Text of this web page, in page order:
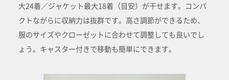
大24着／ジャケット最大18着（目安）が干せます。コンパ
クトながらに収納力は抜群です。高さ調節ができるため、
服のサイズやクローゼットに合わせて調整しても良いでし
ょう。キャスター付きで移動も簡単にできます。